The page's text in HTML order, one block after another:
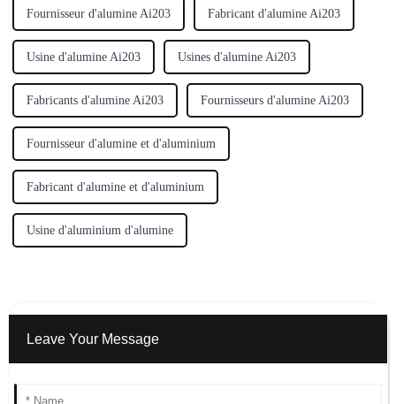
Fournisseur d'alumine Ai203 Fabricant d'alumine Ai203
Usine d'alumine Ai203 Usines d'alumine Ai203
Fabricants d'alumine Ai203 Fournisseurs d'alumine Ai203
Fournisseur d'alumine et d'aluminium
Fabricant d'alumine et d'aluminium
Usine d'aluminium d'alumine
Leave Your Message